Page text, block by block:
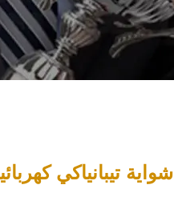
شواية تيبانياكي